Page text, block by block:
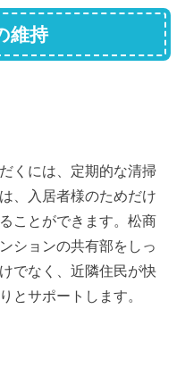
維持
くには、定期的な清掃
、入居者様のためだけ
ことができます。松商
ションの共有部をしっ
でなく、近隣住民が快
とサポートします。